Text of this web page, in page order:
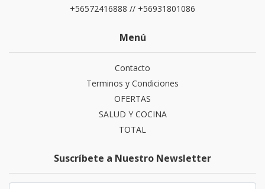
+56572416888 // +56931801086
Menú
Contacto
Terminos y Condiciones
OFERTAS
SALUD Y COCINA
TOTAL
Suscríbete a Nuestro Newsletter